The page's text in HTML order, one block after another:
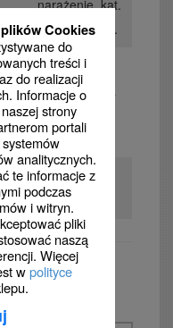
Cookies
do
treści i
do realizacji
Informacje o
strony
portali
systemów
analitycznych.
te informacje z
podczas
i witryn.
pliki
naszą
Więcej
wpolityce
narażenie, kat.
zagrożenia 3.
Działanie
drażniące na
drogi
oddechowe.
Skutek
narkotyczny.
mieszanina